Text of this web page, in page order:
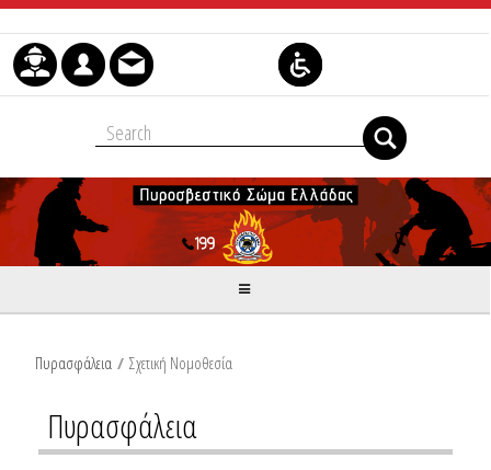
Skip to Content
Πυρασφάλεια / Σχετική Νομοθεσία
Πυρασφάλεια